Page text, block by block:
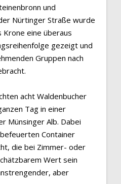
und
Nürtinger Straße wurde
Krone eine überaus
gezeigt und
Gruppen nach
acht Waldenbucher
Tag in einer
Münsinger Alb. Dabei
Container
die bei Zimmer- oder
Wert sein
aber